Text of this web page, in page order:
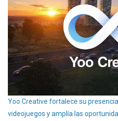
Yoo Creative fortalece su
videojuegos y amplía las